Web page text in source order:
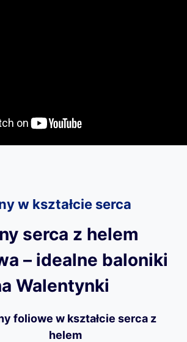
w kształcie serca
serca z helem
– idealne baloniki
Walentynki
foliowe w kształcie serca z
helem